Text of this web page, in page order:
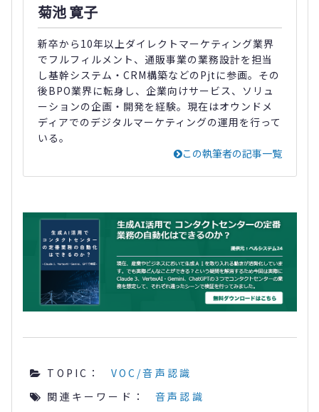
菊池 寛子
新卒から10年以上ダイレクトマーケティング業界
でフルフィルメント、通販事業の業務設計を担当
し基幹システム・CRM構築などのPjtに参画。その
後BPO業界に転身し、企業向けサービス、ソリュ
ーションの企画・開発を経験。現在はオウンドメ
ディアでのデジタルマーケティングの運用を行って
いる。
この執筆者の記事一覧
TOPIC：
VOC/音声認識
関連キーワード：
音声認識